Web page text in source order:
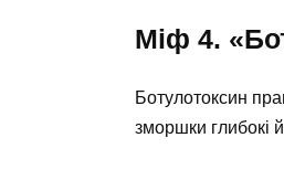
Міф 4.
Ботулотоксин
зморшки глибокі